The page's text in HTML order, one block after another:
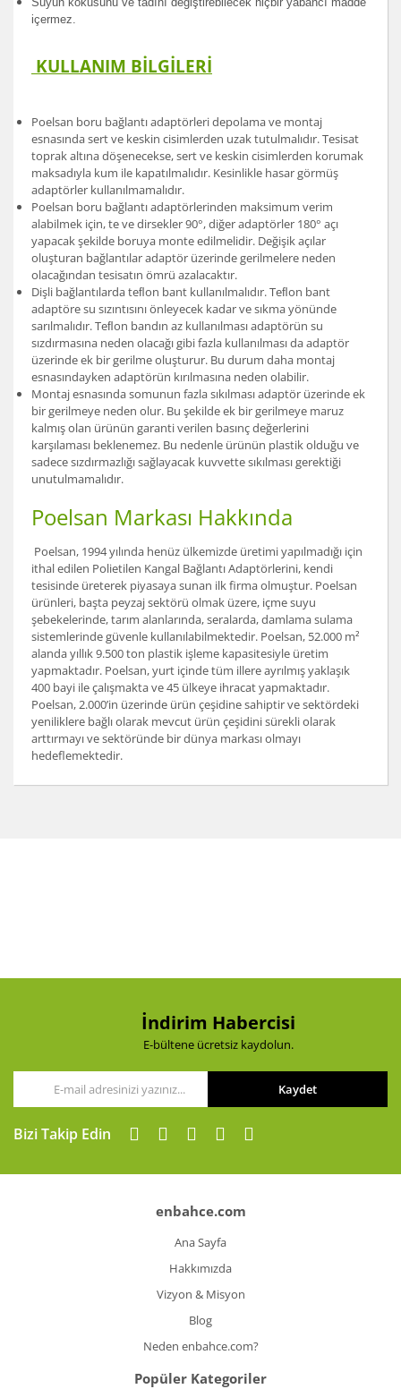
içermez.
KULLANIM BİLGİLERİ
Poelsan boru bağlantı adaptörleri depolama ve montaj
esnasında sert ve keskin cisimlerden uzak tutulmalıdır. Tesisat
toprak altına döşenecekse, sert ve keskin cisimlerden korumak
maksadıyla kum ile kapatılmalıdır. Kesinlikle hasar görmüş
adaptörler kullanılmamalıdır.
Poelsan boru bağlantı adaptörlerinden maksimum verim
alabilmek için, te ve dirsekler 90°, diğer adaptörler 180° açı
yapacak şekilde boruya monte edilmelidir. Değişik açılar
oluşturan bağlantılar adaptör üzerinde gerilmelere neden
olacağından tesisatın ömrü azalacaktır.
Dişli bağlantılarda teﬂon bant kullanılmalıdır. Teﬂon bant
adaptöre su sızıntısını önleyecek kadar ve sıkma yönünde
sarılmalıdır. Teﬂon bandın az kullanılması adaptörün su
sızdırmasına neden olacağı gibi fazla kullanılması da adaptör
üzerinde ek bir gerilme oluşturur. Bu durum daha montaj
esnasındayken adaptörün kırılmasına neden olabilir.
Montaj esnasında somunun fazla sıkılması adaptör üzerinde ek
bir gerilmeye neden olur. Bu şekilde ek bir gerilmeye maruz
kalmış olan ürünün garanti verilen basınç değerlerini
karşılaması beklenemez. Bu nedenle ürünün plastik olduğu ve
sadece sızdırmazlığı sağlayacak kuvvette sıkılması gerektiği
unutulmamalıdır.
Poelsan Markası Hakkında
Poelsan, 1994 yılında henüz ülkemizde üretimi yapılmadığı için
ithal edilen Polietilen Kangal Bağlantı Adaptörlerini, kendi
tesisinde üreterek piyasaya sunan ilk firma olmuştur. Poelsan
ürünleri, başta peyzaj sektörü olmak üzere, içme suyu
şebekelerinde, tarım alanlarında, seralarda, damlama sulama
sistemlerinde güvenle kullanılabilmektedir. Poelsan, 52.000 m²
alanda yıllık 9.500 ton plastik işleme kapasitesiyle üretim
yapmaktadır. Poelsan, yurt içinde tüm illere ayrılmış yaklaşık
400 bayi ile çalışmakta ve 45 ülkeye ihracat yapmaktadır.
Poelsan, 2.000’in üzerinde ürün çeşidine sahiptir ve sektördeki
yeniliklere bağlı olarak mevcut ürün çeşidini sürekli olarak
arttırmayı ve sektöründe bir dünya markası olmayı
hedeflemektedir.
Ürün fiyatı diğer sitelerden daha pahalı.
Gönder
İndirim Habercisi
E-bültene ücretsiz kaydolun.
Kaydet
Bizi Takip Edin
enbahce.com
Ana Sayfa
Hakkımızda
Vizyon & Misyon
Blog
Neden enbahce.com?
Popüler Kategoriler